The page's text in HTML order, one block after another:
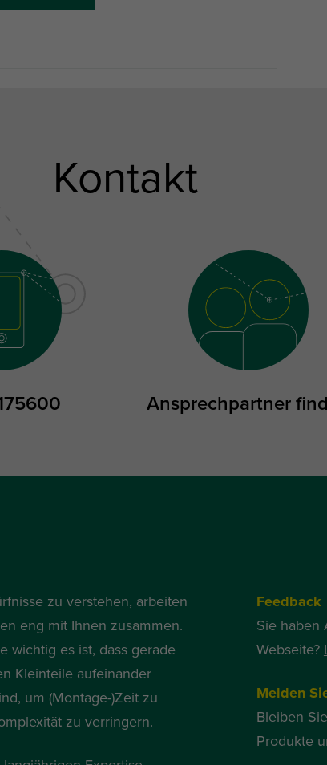
Kontakt
Ansprechpartner
zu verstehen, arbeiten
eng mit Ihnen zusammen.
wichtig es ist, dass gerade
Kleinteile aufeinander
um (Montage-)Zeit zu
zu verringern.
Feedback
Sie haben
Webseite?
Melden
Bleiben
Produkte